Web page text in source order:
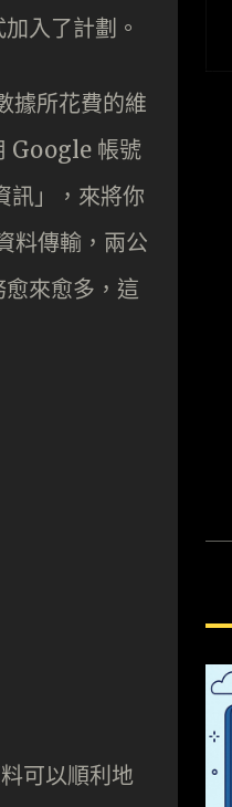
入了計劃。
據所花費的維
Google 帳號
」，來將你
料傳輸，兩公
來愈多，這
可以順利地